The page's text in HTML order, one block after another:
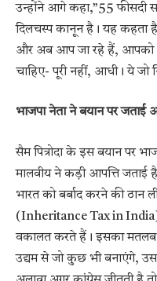
उन्होंने आगे कहा,”55 फीसदी
दिलचस्प कानून है। यह कहता
और अब आप जा रहे हैं, आपको
चाहिए- पूरी नहीं, आधी। ये जो
भाजपा नेता ने बयान पर जताई
सैम पित्रोदा के इस बयान पर
मालवीय ने कड़ी आपत्ति जताई
भारत को बर्बाद करने की ठान
(Inheritance Tax in India)
वकालत करते हैं। इसका मतलब
उद्यम से जो कुछ भी बनाएंगे,